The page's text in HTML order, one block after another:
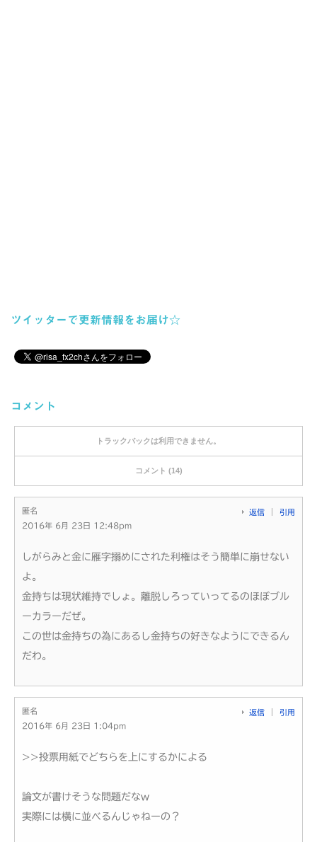
ツイッターで更新情報をお届け☆
コメント
トラックバックは利用できません。
コメント (14)
匿名
2016年 6月 23日 12:48pm
返信 引用
しがらみと金に雁字搦めにされた利権はそう簡単に崩せない
よ。
金持ちは現状維持でしょ。離脱しろっていってるのほぼブル
ーカラーだぜ。
この世は金持ちの為にあるし金持ちの好きなようにできるん
だわ。
匿名
2016年 6月 23日 1:04pm
返信 引用
>>投票用紙でどちらを上にするかによる
論文が書けそうな問題だなw
実際には横に並べるんじゃねーの？